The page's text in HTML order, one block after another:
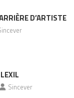
D’ARTISTE
Sincever